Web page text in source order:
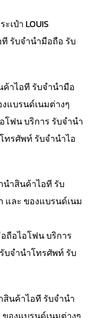
เป๋า LOUIS
ที รับจำนำมือถือ รับ
าไอที รับจำนำมือ
แบรนด์เนมต่างๆ
โฟน บริการ รับจำนำ
ทรศัพท์ รับจำนำไอ
นำสินค้าไอที รับ
และ ของแบรนด์เนม
ถือไอโฟน บริการ
บจำนำโทรศัพท์ รับ
สินค้าไอที รับจำนำ